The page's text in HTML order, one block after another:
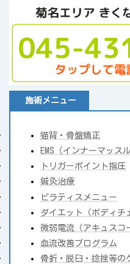
施術メニュー
猫背・骨盤矯正
EMS（インナーマッス
トリガーポイント指圧
鍼灸治療
ピラティスメニュー
ダイエット（ボディチ
微弱電流（アキュスコ
血流改善プログラム
骨折・脱臼・捻挫等の